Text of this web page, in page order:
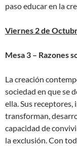
paso educar en la
Viernes 2 de
Mesa 3 – Razones
La creación
sociedad en que se
ella. Sus
transforman,
capacidad de
la exclusión. Con